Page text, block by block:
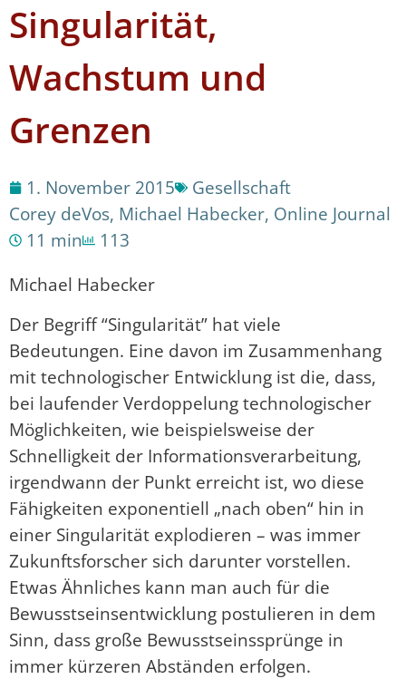
Singularität,
Wachstum und
Grenzen
1. November 2015
Gesellschaft
Corey deVos, Michael Habecker, Online Journal
11 min
113
Michael Habecker
Der Begriff “Singularität” hat viele
Bedeutungen. Eine davon im Zusammenhang
mit technologischer Entwicklung ist die, dass,
bei laufender Verdoppelung technologischer
Möglichkeiten, wie beispielsweise der
Schnelligkeit der Informationsverarbeitung,
irgendwann der Punkt erreicht ist, wo diese
Fähigkeiten exponentiell „nach oben“ hin in
einer Singularität explodieren – was immer
Zukunftsforscher sich darunter vorstellen.
Etwas Ähnliches kann man auch für die
Bewusstseinsentwicklung postulieren in dem
Sinn, dass große Bewusstseinssprünge in
immer kürzeren Abständen erfolgen.